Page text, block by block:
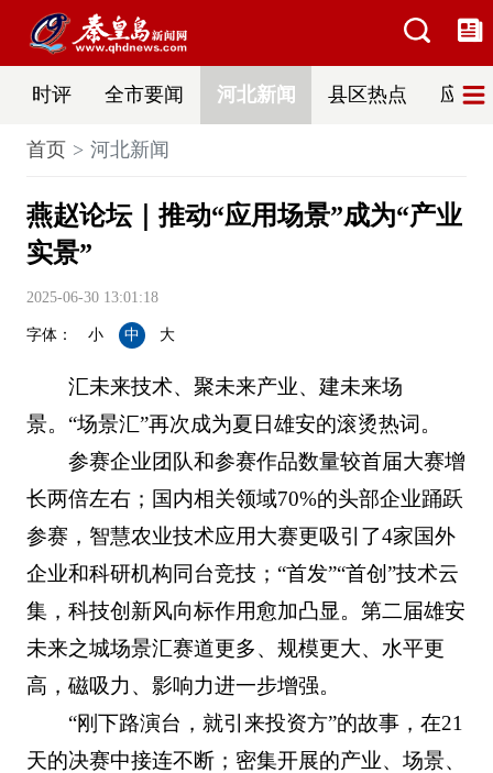
时评 全市要闻 河北新闻 县区热点 应急
首页 河北新闻
燕赵论坛｜推动“应用场景”成为“产业
实景”
2025-06-30 13:01:18
字体： 小 中 大
汇未来技术、聚未来产业、建未来场
景。“场景汇”再次成为夏日雄安的滚烫热词。
参赛企业团队和参赛作品数量较首届大赛增
长两倍左右；国内相关领域70%的头部企业踊跃
参赛，智慧农业技术应用大赛更吸引了4家国外
企业和科研机构同台竞技；“首发”“首创”技术云
集，科技创新风向标作用愈加凸显。第二届雄安
未来之城场景汇赛道更多、规模更大、水平更
高，磁吸力、影响力进一步增强。
“刚下路演台，就引来投资方”的故事，在21
天的决赛中接连不断；密集开展的产业、场景、